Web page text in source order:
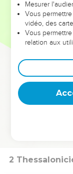
Quand il
saints, et pour
croient ; parce
vous en avons
C'est pourquoi
Dieu vous rende
puissamment [en
l'oeuvre de la foi.
Afin que le Nom
2
Mesurer
Vous
vidéo, des
Vous
relation aux